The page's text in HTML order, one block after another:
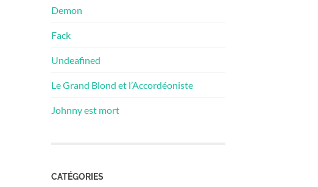
Demon
Fack
Undeafined
Le Grand Blond et l’Accordéoniste
Johnny est mort
CATÉGORIES